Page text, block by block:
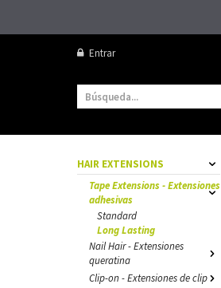
Entrar
HAIR EXTENSIONS
Tape Extensions - Extensiones
adhesivas
Standard
Long Lasting
Nail Hair - Extensiones
queratina
Clip-on - Extensiones de clip